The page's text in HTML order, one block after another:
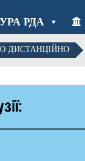
РДА
ДИСТАНЦІЙНО